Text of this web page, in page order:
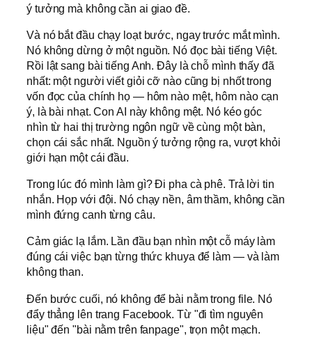
ý tưởng mà không cần ai giao đề.
Và nó bắt đầu chạy loạt bước, ngay trước mắt mình.
Nó không dừng ở một nguồn. Nó đọc bài tiếng Việt.
Rồi lật sang bài tiếng Anh. Đây là chỗ mình thấy đã
nhất: một người viết giỏi cỡ nào cũng bị nhốt trong
vốn đọc của chính họ — hôm nào mệt, hôm nào cạn
ý, là bài nhạt. Con AI này không mệt. Nó kéo góc
nhìn từ hai thị trường ngôn ngữ về cùng một bàn,
chọn cái sắc nhất. Nguồn ý tưởng rộng ra, vượt khỏi
giới hạn một cái đầu.
Trong lúc đó mình làm gì? Đi pha cà phê. Trả lời tin
nhắn. Họp với đội. Nó chạy nền, âm thầm, không cần
mình đứng canh từng câu.
Cảm giác lạ lắm. Lần đầu bạn nhìn một cỗ máy làm
đúng cái việc bạn từng thức khuya để làm — và làm
không than.
Đến bước cuối, nó không để bài nằm trong file. Nó
đẩy thẳng lên trang Facebook. Từ "đi tìm nguyên
liệu" đến "bài nằm trên fanpage", trọn một mạch.